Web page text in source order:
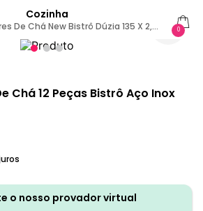
Cozinha
De Chá New Bistrô Dúzia 135 X 2,5
Mm Aço Inox Sem Cor
0
Chá 12 Peças Bistrô Aço Inox
o nosso provador virtual